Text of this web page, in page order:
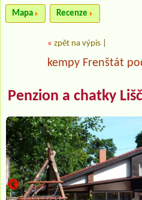
Mapa Recenze
« zpět na výpis
kempy Frenštát
Penzion a chatky